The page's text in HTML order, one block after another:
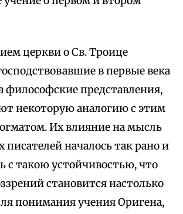
церкви о Св. Троице
в первые века
философские представления,
некоторую аналогию с этим
Их влияние на мысль
писателей началось так рано и
с такою устойчивостью, что
становится настолько
понимания учения Оригена,